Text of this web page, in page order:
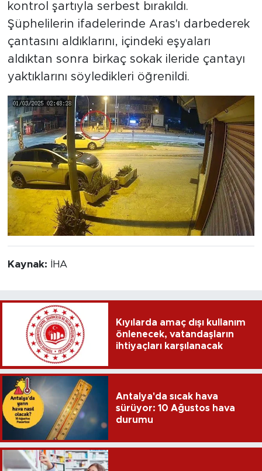
kontrol şartıyla serbest bırakıldı.
Şüphelilerin ifadelerinde Aras'ı darbederek
çantasını aldıklarını, içindeki eşyaları
aldıktan sonra birkaç sokak ileride çantayı
yaktıklarını söyledikleri öğrenildi.
Kaynak: İHA
Kıyılarda amaç dışı kullanım
önlenecek, vatandaşların
ihtiyaçları karşılanacak
Antalya'da sıcak hava
sürüyor: 10 Ağustos hava
durumu